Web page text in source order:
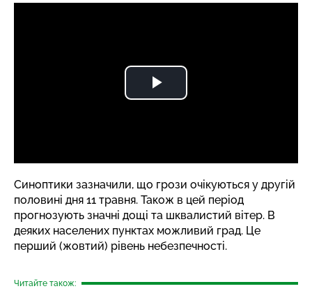
Синоптики зазначили, що грози очікуються у другій
половині дня 11 травня. Також в цей період
прогнозують значні дощі та шквалистий вітер. В
деяких населених пунктах можливий град. Це
перший (жовтий) рівень небезпечності.
Читайте також: